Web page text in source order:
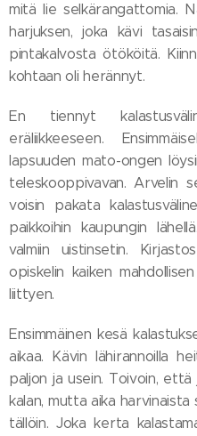
mitä lie selkärangattomia.
harjuksen, joka kävi
pintakalvosta ötököitä.
kohtaan oli herännyt.
En tiennyt
eräliikkeeseen.
lapsuuden mato-ongen
teleskooppivavan. Arvelin
voisin pakata
paikkoihin kaupungin
valmiin uistinsetin.
opiskelin kaiken
liittyen.
Ensimmäinen kesä
aikaa. Kävin lähirannoilla
paljon ja usein. Toivoin, että
kalan, mutta aika harvinaista
tällöin. Joka kerta